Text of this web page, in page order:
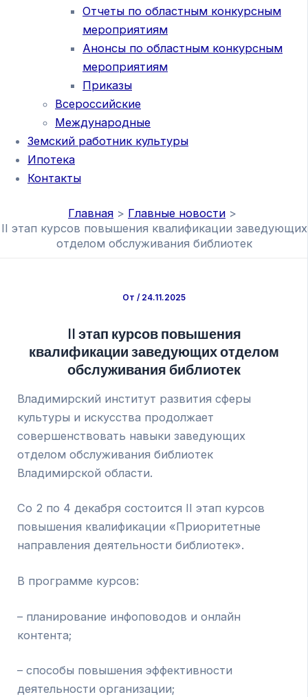
Отчеты по областным конкурсным
мероприятиям
Анонсы по областным конкурсным
мероприятиям
Приказы
Всероссийские
Международные
Земский работник культуры
Ипотека
Контакты
Главная
Главные новости
II этап курсов повышения квалификации заведующих
отделом обслуживания библиотек
От / 24.11.2025
II этап курсов повышения
квалификации заведующих отделом
обслуживания библиотек
Владимирский институт развития сферы
культуры и искусства продолжает
совершенствовать навыки заведующих
отделом обслуживания библиотек
Владимирской области.
Со 2 по 4 декабря состоится II этап курсов
повышения квалификации «Приоритетные
направления деятельности библиотек».
В программе курсов:
– планирование инфоповодов и онлайн
контента;
– способы повышения эффективности
деятельности организации;